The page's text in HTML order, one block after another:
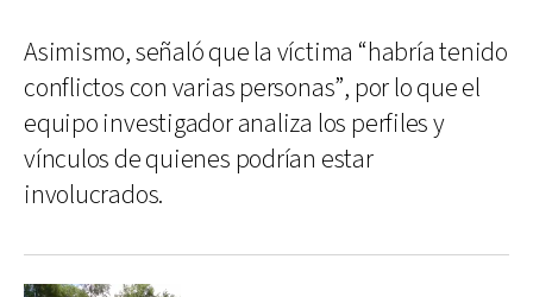
Asimismo, señaló que la víctima “habría tenido
conflictos con varias personas”, por lo que el
equipo investigador analiza los perfiles y
vínculos de quienes podrían estar
involucrados.